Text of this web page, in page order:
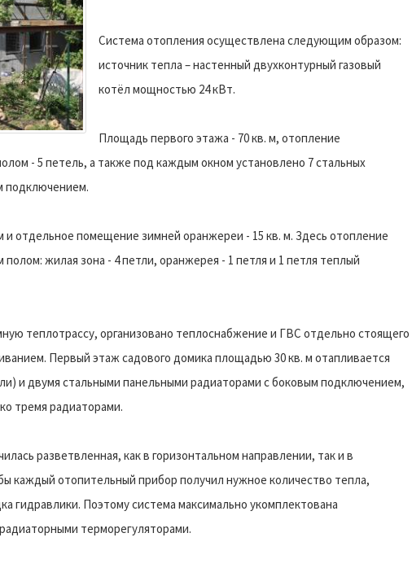
Система отопления осуществлена следующим образом:
источник тепла – настенный двухконтурный газовый
котёл мощностью 24 кВт.
Площадь первого этажа - 70 кв. м, отопление
- 5 петель, а также под каждым окном установлено 7 стальных
подключением.
и отдельное помещение зимней оранжереи - 15 кв. м. Здесь отопление
жилая зона - 4 петли, оранжерея - 1 петля и 1 петля теплый
теплотрассу, организовано теплоснабжение и ГВС отдельно стоящего
Первый этаж садового домика площадью 30 кв. м отапливается
и двумя стальными панельными радиаторами с боковым подключением,
тремя радиаторами.
разветвленная, как в горизонтальном направлении, так и в
каждый отопительный прибор получил нужное количество тепла,
гидравлики. Поэтому система максимально укомплектована
терморегуляторами.